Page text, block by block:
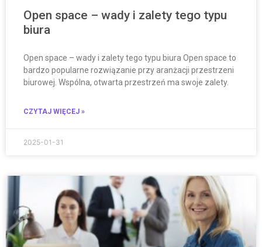
Open space – wady i zalety tego typu
biura
Open space – wady i zalety tego typu biura Open space to
bardzo popularne rozwiązanie przy aranżacji przestrzeni
biurowej. Wspólna, otwarta przestrzeń ma swoje zalety.
CZYTAJ WIĘCEJ »
2025-01-31